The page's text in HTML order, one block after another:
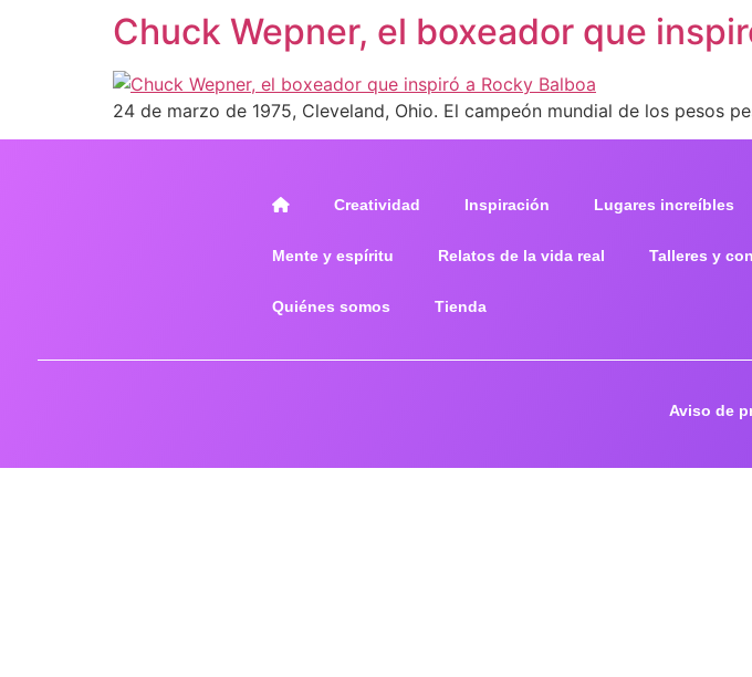
Chuck Wepner, el boxeador que
24 de marzo de 1975, Cleveland, Ohio. El campeón mundial de los pesos
Creatividad Inspiración Lugares increíbles
Mente y espíritu Relatos de la vida real Talleres y
Quiénes somos Tienda
Aviso de